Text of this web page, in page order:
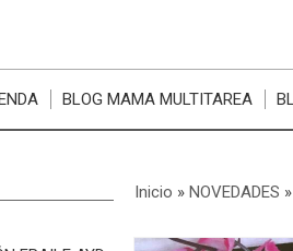
BLOG MAMA MULTITAREA
Inicio » NOVEDADES »